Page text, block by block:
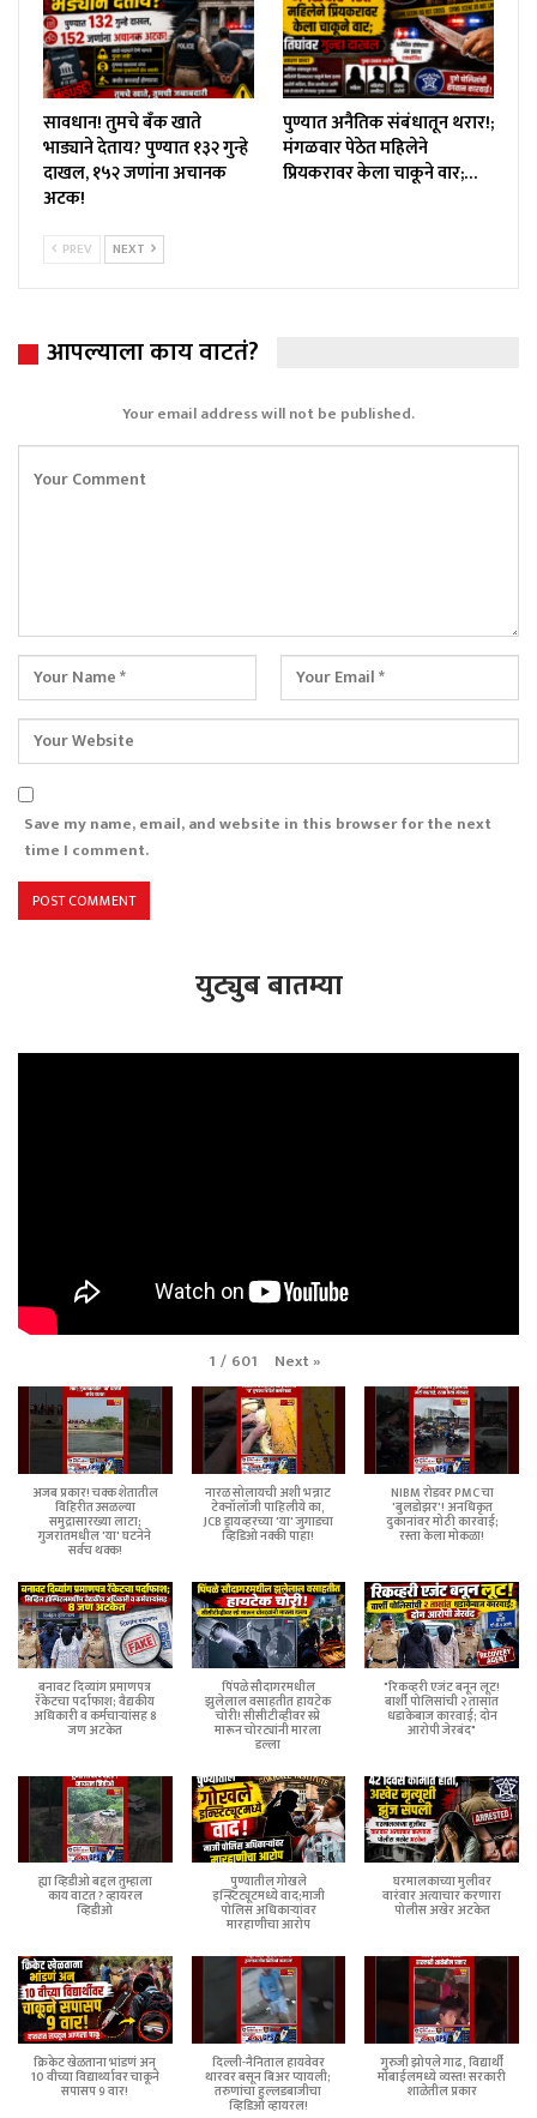
सावधान! तुमचे बँक खाते
भाड्याने देताय? पुण्यात १३२ गुन्हे
दाखल, १५२ जणांना अचानक
अटक!
पुण्यात अनैतिक संबंधातून थरार!;
मंगळवार पेठेत महिलेने
प्रियकरावर केला चाकूने वार;…
PREV NEXT
आपल्याला काय वाटतं?
Your email address will not be published.
Save my name, email, and website in this browser for the next
time I comment.
युट्युब बातम्या
1 / 601 Next»
अजब प्रकार! चक्क शेतातील
विहिरीत उसळल्या
समुद्रासारख्या लाटा;
गुजरातमधील 'या' घटनेने
सर्वच थक्क!
नारळ सोलायची अशी भन्नाट
टेक्नॉलॉजी पाहिलीये का,
JCB ड्रायव्हरच्या 'या' जुगाडचा
व्हिडिओ नक्की पाहा!
NIBM रोडवर PMC चा
'बुलडोझर'! अनधिकृत
दुकानांवर मोठी कारवाई;
रस्ता केला मोकळा!
बनावट दिव्यांग प्रमाणपत्र
रॅकेटचा पर्दाफाश; वैद्यकीय
अधिकारी व कर्मचाऱ्यांसह 8
जण अटकेत
पिंपळे सौदागरमधील
झुलेलाल वसाहतीत हायटेक
चोरी! सीसीटीव्हीवर स्प्रे
मारून चोरट्यांनी मारला
डल्ला
"रिकव्हरी एजंट बनून लूट!
बार्शी पोलिसांची २ तासांत
धडाकेबाज कारवाई; दोन
आरोपी जेरबंद"
ह्या व्हिडीओ बद्दल तुम्हाला
काय वाटत ? व्हायरल
व्हिडीओ
पुण्यातील गोखले
इन्स्टिट्यूटमध्ये वाद;माजी
पोलिस अधिकाऱ्यांवर
मारहाणीचा आरोप
घरमालकाच्या मुलीवर
वारंवार अत्याचार करणारा
पोलीस अखेर अटकेत
क्रिकेट खेळताना भांडणं अन्
10 वीच्या विद्यार्थ्यावर चाकूने
सपासप 9 वार!
दिल्ली-नैनिताल हायवेवर
थारवर बसून बिअर प्यायली;
तरुणांचा हुल्लडबाजीचा
व्हिडिओ व्हायरल!
गुरुजी झोपले गाढ, विद्यार्थी
मोबाईलमध्ये व्यस्त! सरकारी
शाळेतील प्रकार